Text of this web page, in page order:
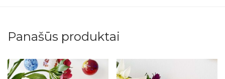
Panašūs produktai